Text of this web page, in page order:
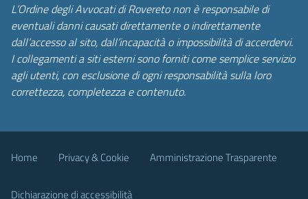
L’Ordine degli Avvocati di Rovereto non è responsabile di
eventuali danni causati direttamente o indirettamente
dall’accesso al sito, dall’incapacità o impossibilità di accerdervi.
I collegamenti a siti esterni sono forniti come semplice servizio
agli utenti, con esclusione di ogni responsabilità sulla loro
correttezza, completezza e contenuto.
Home Privacy & Cookie Amministrazione Trasparente
Dichiarazione di accessibilità